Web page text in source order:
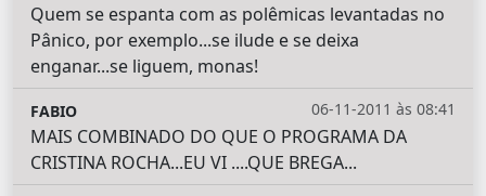
Quem se espanta com as polêmicas levantadas no
Pânico, por exemplo...se ilude e se deixa
enganar...se liguem, monas!
06-11-2011 às 08:41
FABIO
MAIS COMBINADO DO QUE O PROGRAMA DA
CRISTINA ROCHA...EU VI ....QUE BREGA...